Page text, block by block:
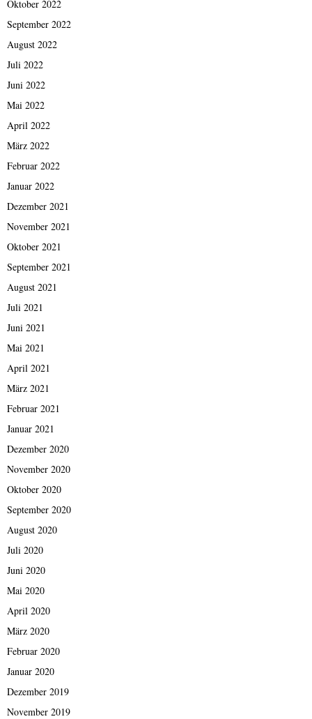
Oktober 2022
September 2022
August 2022
Juli 2022
Juni 2022
Mai 2022
April 2022
März 2022
Februar 2022
Januar 2022
Dezember 2021
November 2021
Oktober 2021
September 2021
August 2021
Juli 2021
Juni 2021
Mai 2021
April 2021
März 2021
Februar 2021
Januar 2021
Dezember 2020
November 2020
Oktober 2020
September 2020
August 2020
Juli 2020
Juni 2020
Mai 2020
April 2020
März 2020
Februar 2020
Januar 2020
Dezember 2019
November 2019